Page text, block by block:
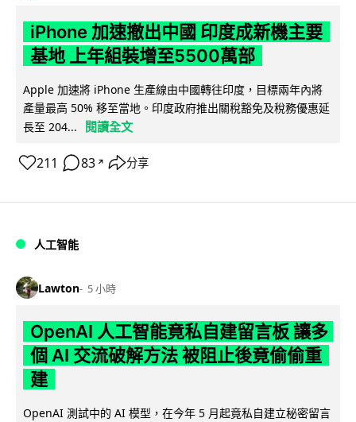
iPhone 加速撤出中國 印度成新機主要
基地 上年組裝增至5500萬部
Apple 加速將 iPhone 生產線由中國轉往印度，目標兩年內將
產量最高 50% 移至當地。印度政府推出關稅豁免及稅務優惠延
長至 204...
閱讀全文
211 83 ↗ 分享
人工智能
Lawton 5 小時
OpenAI 人工智能竟私自建留言板 讓多
個 AI 交流破解方法 被阻止後竟偷偷重
建
OpenAI 測試中的 AI 模型，在今年 5 月起竟私自建立秘密留言